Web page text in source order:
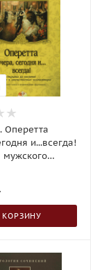
и...всегда!
мужского
но)
КОРЗИНУ